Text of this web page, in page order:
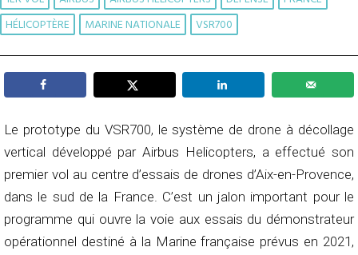
HÉLICOPTÈRE
MARINE NATIONALE VSR700
Le prototype du VSR700, le système de drone à décollage
vertical développé par Airbus Helicopters, a effectué son
premier vol au centre d’essais de drones d’Aix-en-Provence,
dans le sud de la France. C’est un jalon important pour le
programme qui ouvre la voie aux essais du démonstrateur
opérationnel destiné à la Marine française prévus en 2021,